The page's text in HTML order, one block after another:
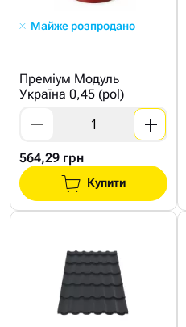
Майже розпродано
Преміум Модуль
Україна 0,45 (pol)
564,29 грн
Купити